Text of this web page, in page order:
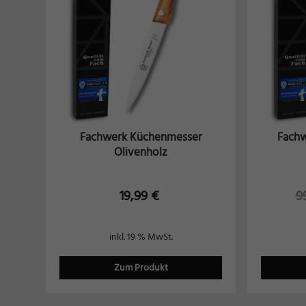
Fachwerk Küchenmesser
Olivenholz
19,99 €
Zum Produkt
inkl. 19 % MwSt.
der